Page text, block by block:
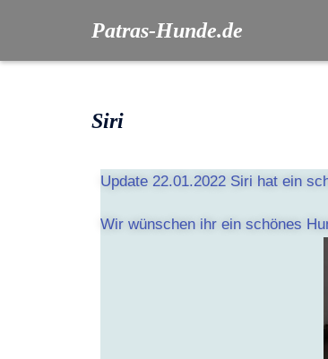
Patras-Hunde.de
Siri
Update 22.01.2022 Siri hat ein
Wir wünschen ihr ein schönes